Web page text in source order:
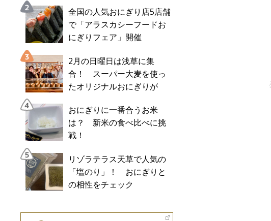
全国の人気おにぎり店5店舗
で「アラスカシーフードお
にぎりフェア」開催
2月の日曜日は浅草に集
合！ スーパー大麦を使っ
たオリジナルおにぎりが
間限定で登場！
おにぎりに一番合うお米
は？ 新米の食べ比べに挑
戦！
リゾラテラス天草で人気の
「塩のり」！ おにぎりと
の相性をチェック